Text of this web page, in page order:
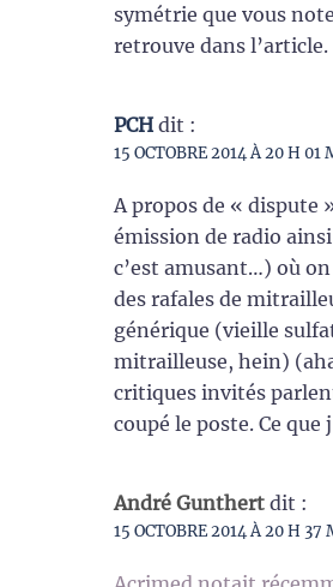
symétrie que vous
retrouve dans l’article.
PCH dit :
15 OCTOBRE 2014 À 20 H 01
A propos de « dispute
émission de radio
c’est amusant…) où
des rafales de
générique (vieille
mitrailleuse, hein)
critiques invités
coupé le poste. Ce que
André Gunthert dit :
15 OCTOBRE 2014 À 20 H 37